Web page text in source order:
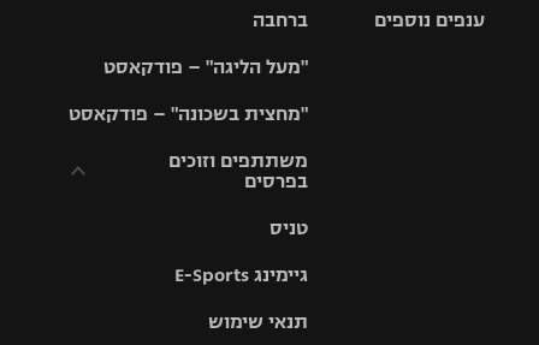
ברחבה
"מעל הליגה" – פודקאסט
"מחצית בשכונה" – פודקאסט
משתתפים וזוכים
בפרסים
וזוכים בפרסים
תקנון עבור פעילות
טניס
גיימינג E-Sports
תנאי שימוש
גביע הטוטו
ליגה
סל
ענפים נוספים